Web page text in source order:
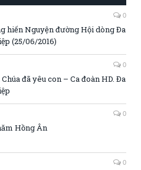
0
hiến Nguyện đường Hội dòng Đa
(25/06/2016)
0
đã yêu con – Ca đoàn HD. Đa
0
Hồng Ân
0